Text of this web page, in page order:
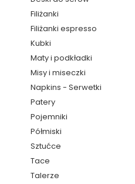
Filiżanki
Filiżanki espresso
Kubki
Maty i podkładki
Misy i miseczki
Napkins - Serwetki
Patery
Pojemniki
Półmiski
Sztućce
Tace
Talerze